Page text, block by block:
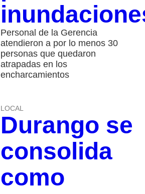
Personal de la Gerencia
atendieron a por lo menos 30
personas que quedaron
atrapadas en los
encharcamientos
LOCAL
Durango se
consolida
como